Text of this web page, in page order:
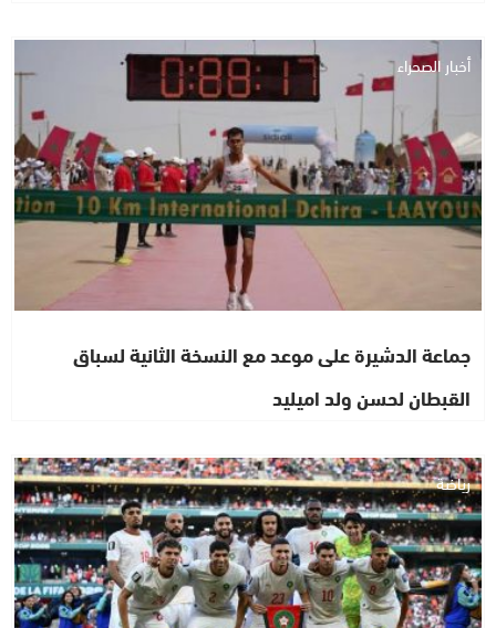
أخبار الصحراء
جماعة الدشيرة على موعد مع النسخة الثانية لسباق
القبطان لحسن ولد اميليد
رياضة